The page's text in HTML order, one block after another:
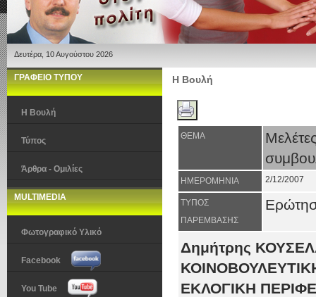
Δευτέρα, 10 Αυγούστου 2026
ΓΡΑΦΕΙΟ ΤΥΠΟΥ
Η Βουλή
Τύπος
Άρθρα - Ομιλίες
MULTIMEDIA
Φωτογραφικό Υλικό
Facebook
You Tube
Η Βουλή
ΘΕΜΑ
ΗΜΕΡΟΜΗΝΙΑ 2/12/2007
ΤΥΠΟΣ
ΠΑΡΕΜΒΑΣΗΣ
Δημήτρης
ΕΚΛΟΓΙΚΗ